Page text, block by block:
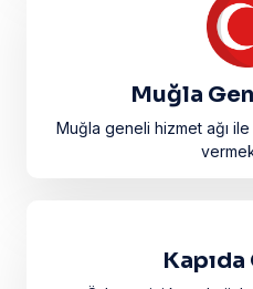
Muğla
Muğla geneli hizmet ağı